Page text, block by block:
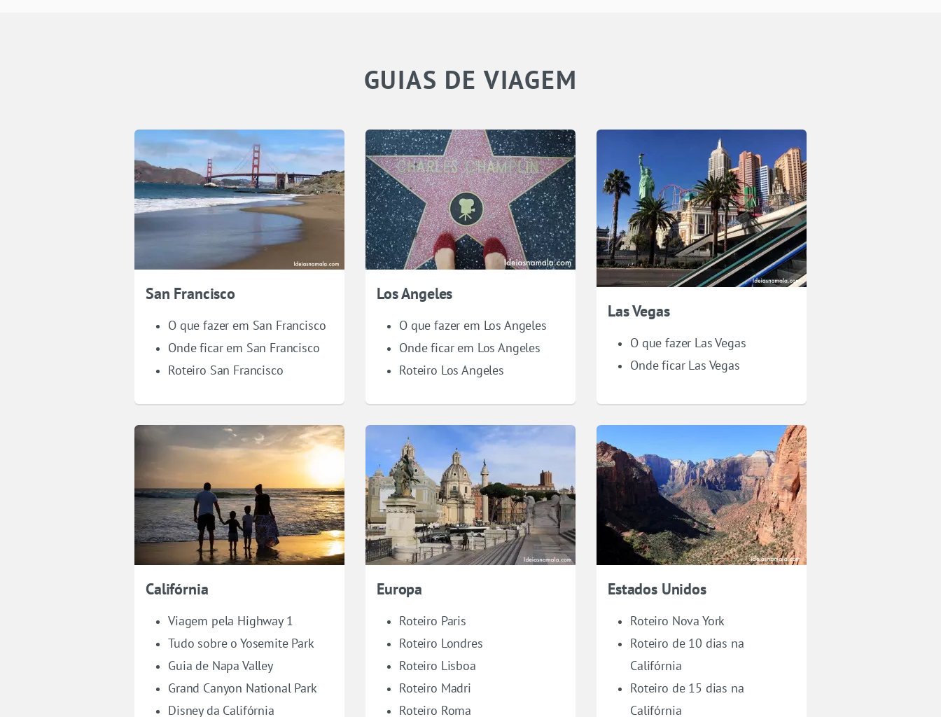
GUIAS DE VIAGEM
San Francisco
O que fazer em San Francisco
Onde ficar em San Francisco
Roteiro San Francisco
Los Angeles
O que fazer em Los Angeles
Onde ficar em Los Angeles
Roteiro Los Angeles
Las Vegas
O que fazer Las Vegas
Onde ficar Las Vegas
Califórnia
Viagem pela Highway 1
Tudo sobre o Yosemite Park
Guia de Napa Valley
Grand Canyon National Park
Disney da Califórnia
Europa
Roteiro Paris
Roteiro Londres
Roteiro Lisboa
Roteiro Madri
Roteiro Roma
Estados Unidos
Roteiro Nova York
Roteiro de 10 dias na
Califórnia
Roteiro de 15 dias na
Califórnia